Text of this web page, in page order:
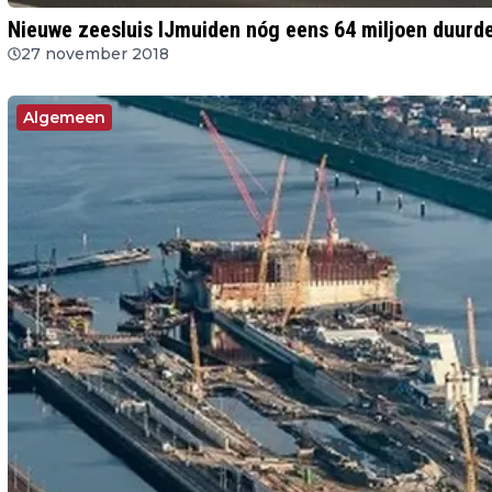
Nieuwe zeesluis IJmuiden nóg eens 64 miljoen
27 november 2018
Algemeen